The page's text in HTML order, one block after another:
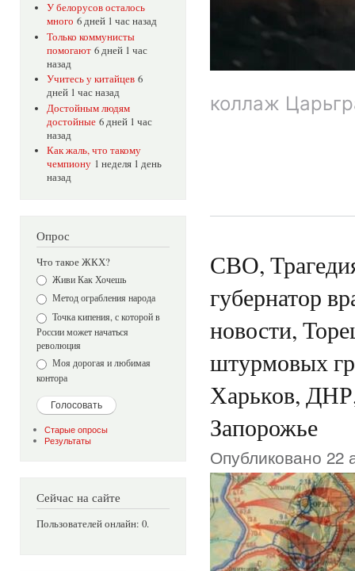
У белорусов осталось
много 6 дней 1 час назад
Только коммунисты
помогают 6 дней 1 час
назад
Учитесь у китайцев 6
дней 1 час назад
Достойным людям
достойные 6 дней 1 час
назад
Как жаль, что такому
чемпиону 1 неделя 1 день
назад
Опрос
Что такое ЖКХ?
Варианты
Живи Как Хочешь
Метод ограбления народа
Точка кипения, с которой в
России может начаться
революция
Моя дорогая и любимая
контора
Старые опросы
Результаты
Сейчас на сайте
Пользователей онлайн: 0.
коллаж
СВО,
губернатор
новости,
штурмовых
Харьков,
Запорожье
Опубликовано 22